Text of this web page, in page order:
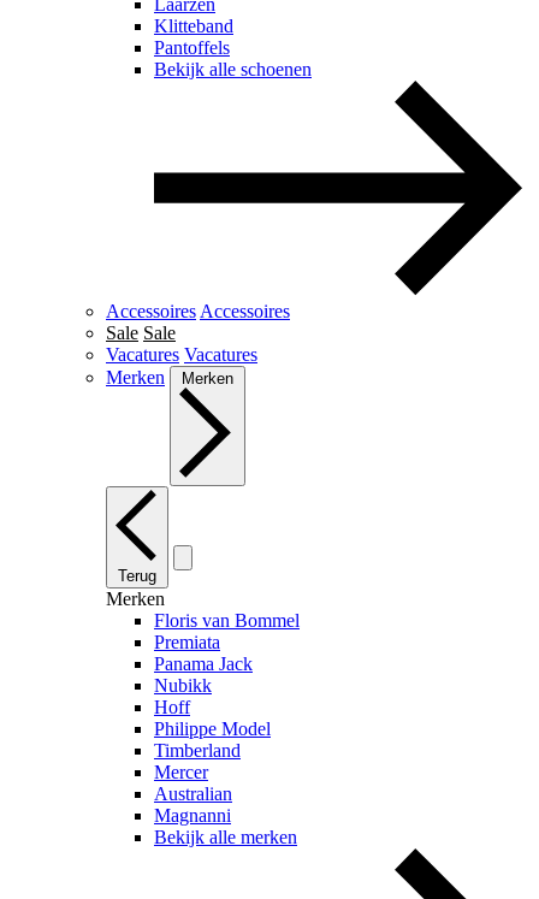
Laarzen
Klitteband
Pantoffels
Bekijk alle schoenen
Accessoires Accessoires
Sale Sale
Vacatures Vacatures
Merken
Merken
Terug
Merken
Floris van Bommel
Premiata
Panama Jack
Nubikk
Hoff
Philippe Model
Timberland
Mercer
Australian
Magnanni
Bekijk alle merken